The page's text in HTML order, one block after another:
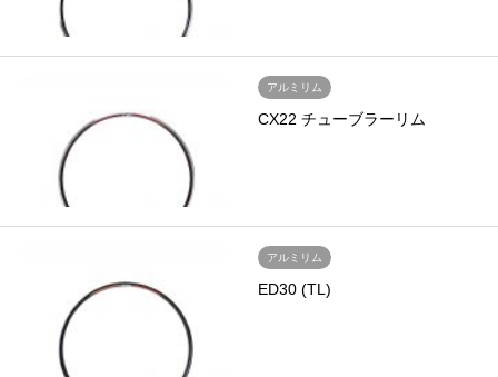
アルミリム
CX22 チューブラーリム
アルミリム
ED30 (TL)